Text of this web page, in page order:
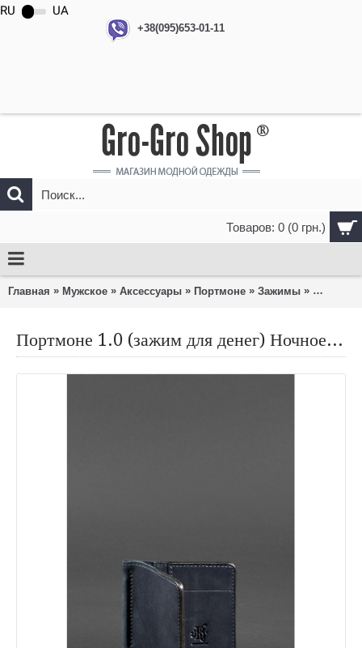
+38(095)653-01-11
RU UA
Товаров: 0 (0 грн.)
Главная » Мужское » Аксессуары » Портмоне » Зажимы »
Портмоне 1.0 (зажим для денег) Ночное небо